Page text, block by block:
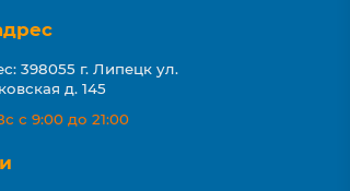
398055 г. Липецк ул.
д. 145
с 9:00 до 21:00